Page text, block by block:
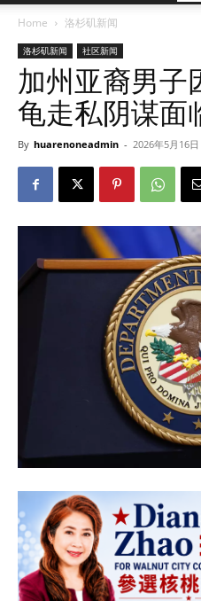
Home 洛杉矶新闻
洛杉矶新闻 社区新闻
加州亚裔男子
龟走私阴谋面
By huarenoneadmin - 2026年5月16日